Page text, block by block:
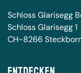
Schloss Glarisegg
Schloss Glarisegg 1
CH-8266